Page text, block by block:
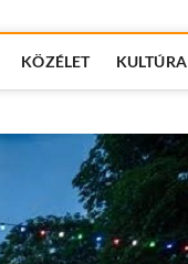
KÖZÉLET KULTÚRA